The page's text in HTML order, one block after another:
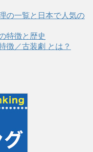
の一覧と日本で人気の
特徴と歴史
徴／古装劇 とは？